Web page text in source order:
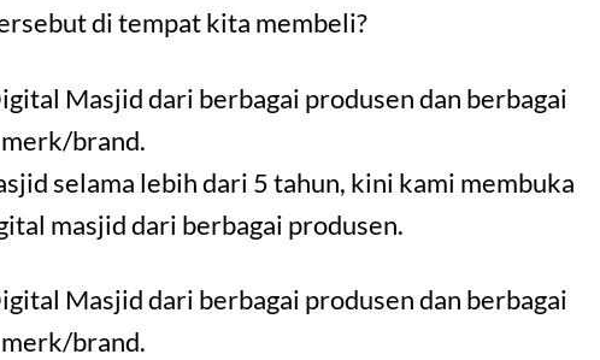
di tempat kita membeli?
Masjid dari berbagai produsen dan berbagai
merk/brand.
selama lebih dari 5 tahun, kini kami membuka
masjid dari berbagai produsen.
Masjid dari berbagai produsen dan berbagai
merk/brand.